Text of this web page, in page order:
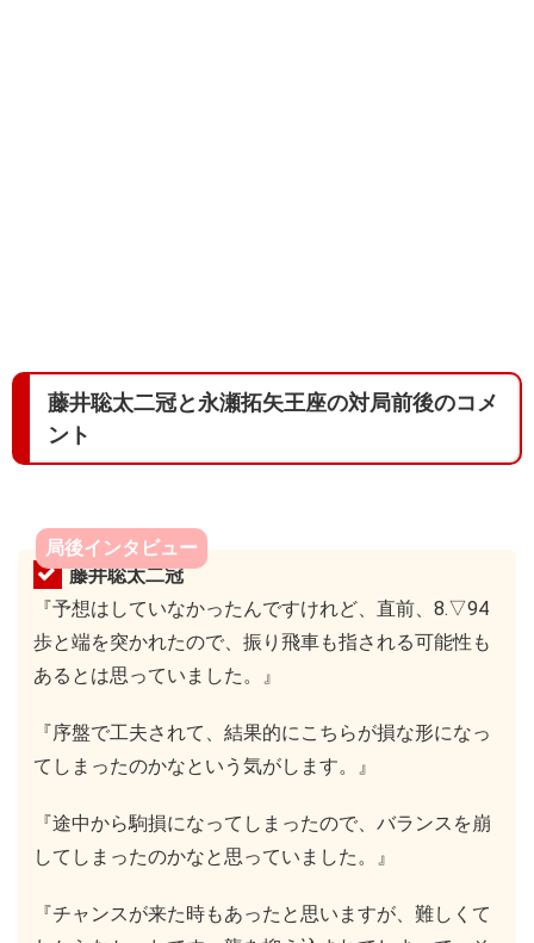
藤井聡太二冠と永瀬拓矢王座の対局前後のコメ
ント
局後インタビュー
藤井聡太二冠
『予想はしていなかったんですけれど、直前、8.▽94
歩と端を突かれたので、振り飛車も指される可能性も
あるとは思っていました。』
『序盤で工夫されて、結果的にこちらが損な形になっ
てしまったのかなという気がします。』
『途中から駒損になってしまったので、バランスを崩
してしまったのかなと思っていました。』
『チャンスが来た時もあったと思いますが、難しくて